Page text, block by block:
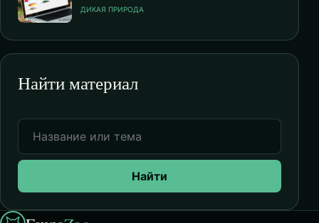
ДИКАЯ ПРИРОДА
Найти материал
Найти